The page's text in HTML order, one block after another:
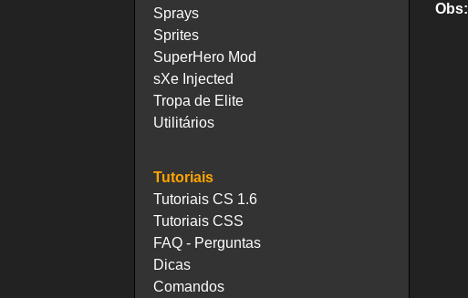
Sprays
Sprites
SuperHero Mod
sXe Injected
Tropa de Elite
Utilitários
Tutoriais
Tutoriais CS 1.6
Tutoriais CSS
FAQ - Perguntas
Dicas
Comandos
Obs: